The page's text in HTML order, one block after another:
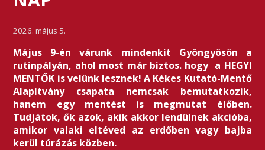
2026. május 5.
Május 9-én várunk mindenkit Gyöngyösön a
rutinpályán, ahol most már biztos. hogy a HEGYI
MENTŐK is velünk lesznek! A Kékes Kutató-Mentő
Alapítvány csapata nemcsak bemutatkozik,
hanem egy mentést is megmutat élőben.
Tudjátok, ők azok, akik akkor lendülnek akcióba,
amikor valaki eltéved az erdőben vagy bajba
kerül túrázás közben.